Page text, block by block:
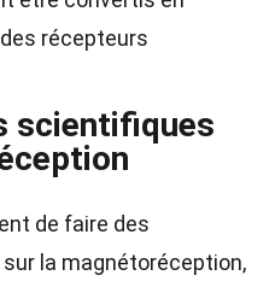
récepteurs
scientifiques
de faire des
la magnétoréception,